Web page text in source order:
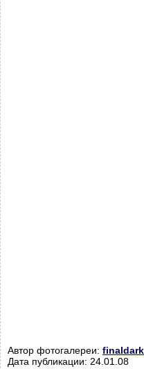
Автор фотогалереи:
Дата публикации: 24.01.08